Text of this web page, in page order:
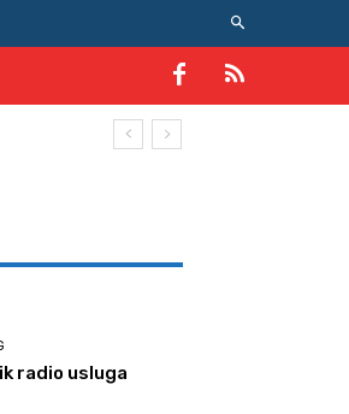
radio usluga